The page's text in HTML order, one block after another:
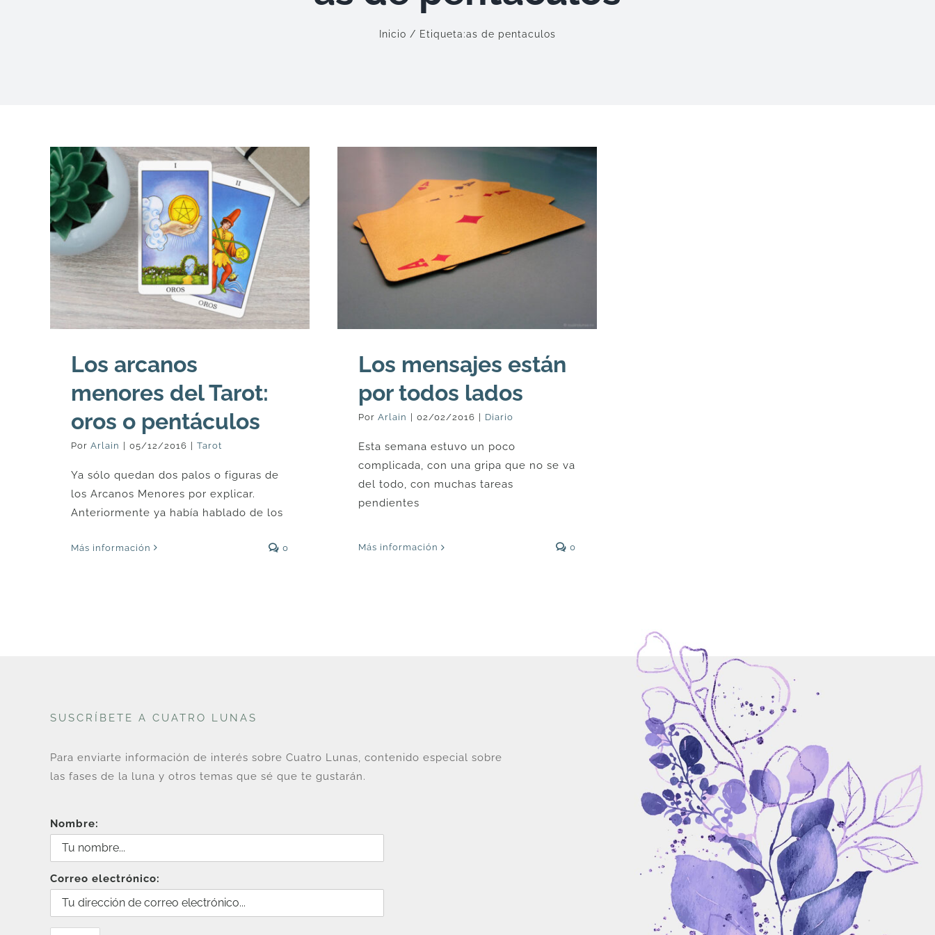
Inicio Etiqueta:as de pentaculos
Los arcanos
menores del Tarot:
oros o pentáculos
Por Arlain | 05/12/2016 | Tarot
Ya sólo quedan dos palos o figuras de
los Arcanos Menores por explicar.
Anteriormente ya había hablado de los
Más información 0
Los mensajes están
por todos lados
Por Arlain | 02/02/2016 | Diario
Esta semana estuvo un poco
complicada, con una gripa que no se va
del todo, con muchas tareas
pendientes
Más información 0
SUSCRÍBETE A CUATRO LUNAS
Para enviarte información de interés sobre Cuatro Lunas, contenido especial sobre
las fases de la luna y otros temas que sé que te gustarán.
Nombre:
Correo electrónico: